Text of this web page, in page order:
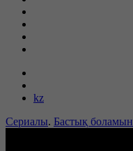
kz
Сериалы. Бастық боламын